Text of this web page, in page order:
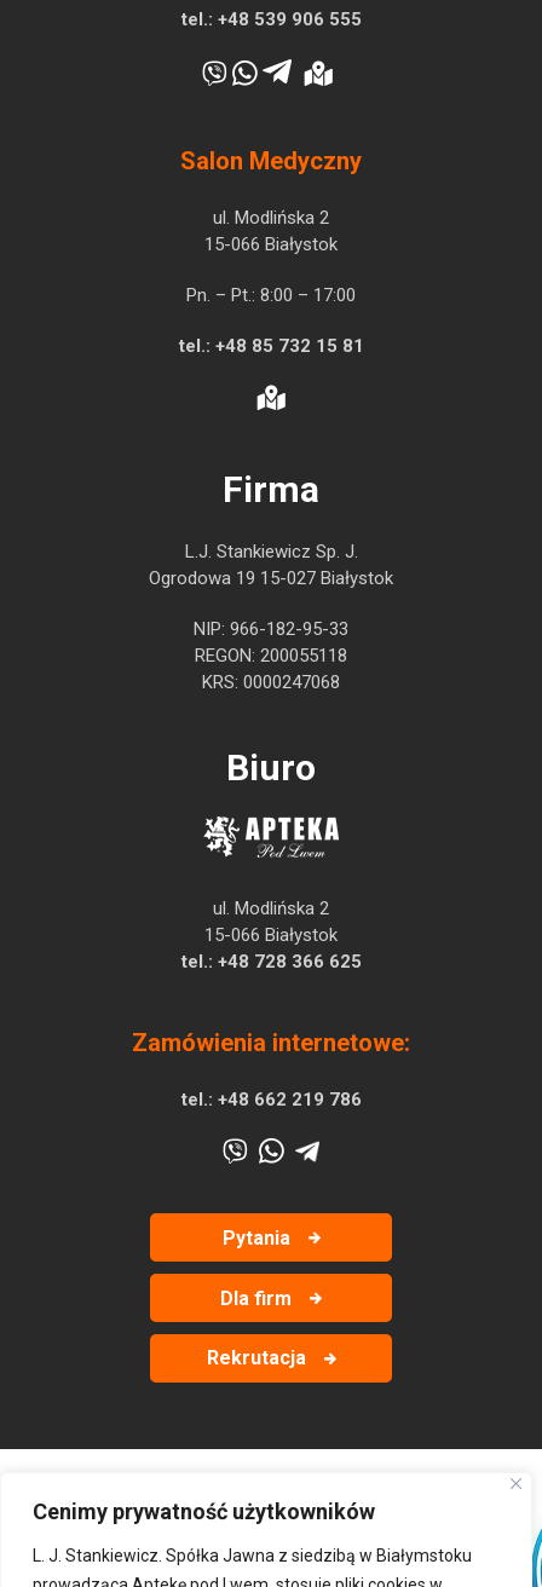
Cenimy prywatność użytkowników
L. J. Stankiewicz. Spółka Jawna z siedzibą w Białymstoku
tel.: +48 539 906 555
Salon Medyczny
ul. Modlińska 2
15-066 Białystok
Pn. – Pt.: 8:00 – 17:00
tel.: +48 85 732 15 81
Firma
L.J. Stankiewicz Sp. J.
Ogrodowa 19 15-027 Białystok
NIP: 966-182-95-33
REGON: 200055118
KRS: 0000247068
Biuro
ul. Modlińska 2
15-066 Białystok
tel.: +48 728 366 625
Zamówienia internetowe:
tel.: +48 662 219 786
Pytania
Dla firm
Rekrutacja
‹